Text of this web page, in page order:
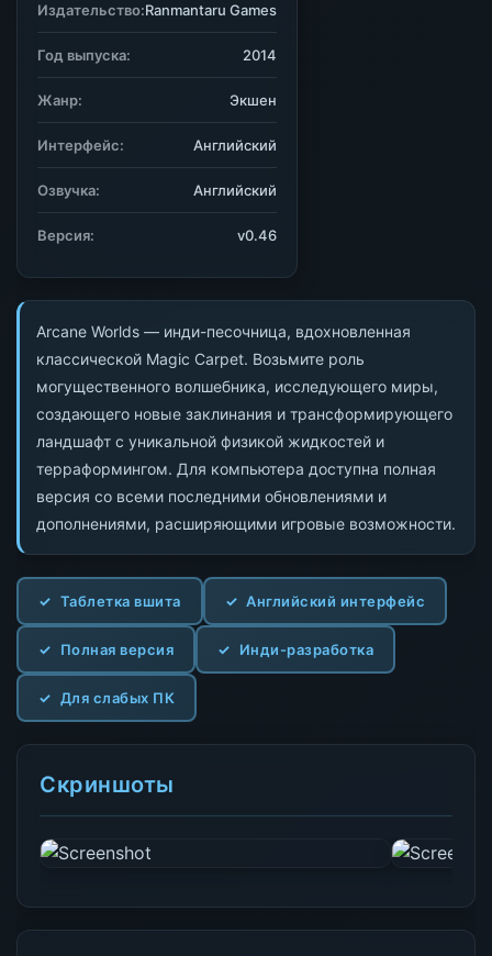
Arcane Worlds — инди-песочница, вдохновленная
классической Magic Carpet. Возьмите роль
могущественного волшебника, исследующего миры,
создающего новые заклинания и трансформирующего
ландшафт с уникальной физикой жидкостей и
терраформингом. Для компьютера доступна полная
версия со всеми последними обновлениями и
дополнениями, расширяющими игровые возможности.
Таблетка вшита Английский интерфейс
Полная версия Инди-разработка
Для слабых ПК
Скриншоты
Издательство:Ranmantaru Games
Год выпуска: 2014
Жанр: Экшен
Интерфейс: Английский
Озвучка: Английский
Версия: v0.46